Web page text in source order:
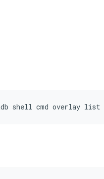
shell cmd overlay list